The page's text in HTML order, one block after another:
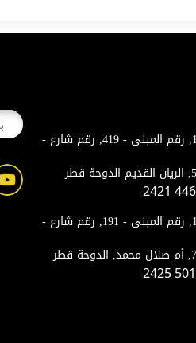
رقم الوحدة - 16, رقم المبنى - 419, رقم شارع -
رقم الوحدة - 10, رقم المبنى - 191, رقم شارع -